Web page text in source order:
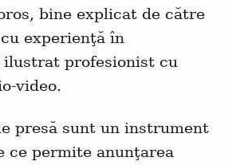
bine explicat de către
experienţă în
ilustrat profesionist cu
video.
presă sunt un instrument
ce permite anunţarea